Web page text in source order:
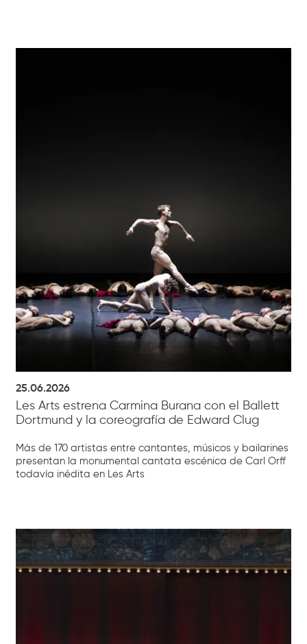
25.06.2026
Les Arts estrena Carmina Burana con el Ballett
Dortmund y la coreografía de Edward Clug
Más de 170 artistas entre cantantes, músicos y bailarines
presentan la monumental cantata escénica de Carl Orff
todavía inédita en Les Arts